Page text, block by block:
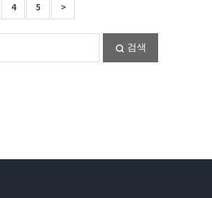
4 5 >
검색